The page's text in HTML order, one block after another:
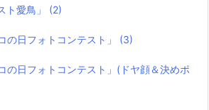
ト愛鳥」 (2)
の日フォトコンテスト」 (3)
の日フォトコンテスト」(ドヤ顔＆決めポ